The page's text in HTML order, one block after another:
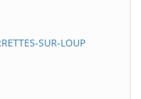
SUR-LOUP